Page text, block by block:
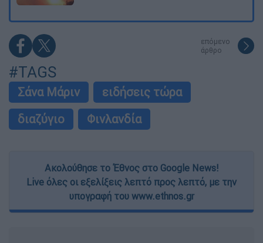
επόμενο
άρθρο
#TAGS
Σάνα Μάριν
ειδήσεις τώρα
διαζύγιο
Φινλανδία
Ακολούθησε το Έθνος στο Google News!
Live όλες οι εξελίξεις λεπτό προς λεπτό, με την
υπογραφή του www.ethnos.gr